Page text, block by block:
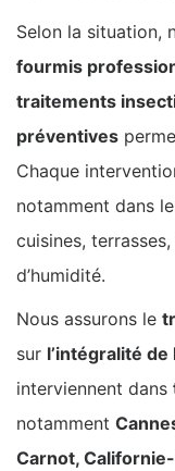
Selon la situation,
fourmis
traitements
préventives
Chaque
notamment dans
cuisines,
d’humidité.
Nous assurons le
sur l’intégralité de
interviennent dans
notamment
Carnot,